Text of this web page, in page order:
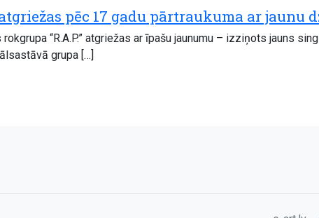
pēc 17 gadu pārtraukuma ar jaunu
“R.A.P.” atgriežas ar īpašu jaunumu – izziņots jauns
grupa […]